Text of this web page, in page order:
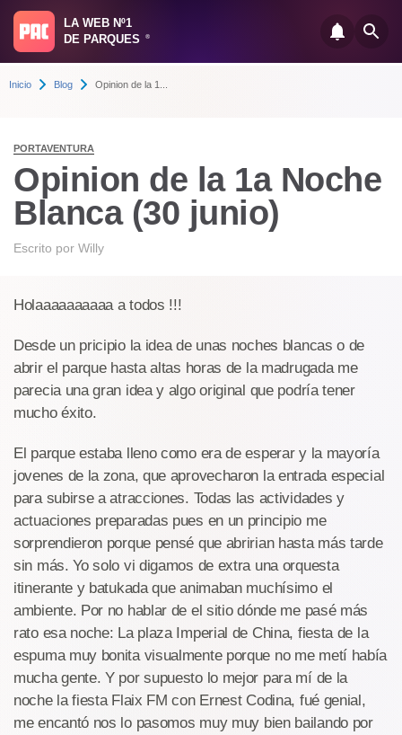
LA WEB Nº1
DE PARQUES
®
Inicio Blog Opinion de la 1...
PORTAVENTURA
Opinion de la 1a Noche
Blanca (30 junio)
Escrito por Willy
Holaaaaaaaaaa a todos !!!
Desde un pricipio la idea de unas noches blancas o de
abrir el parque hasta altas horas de la madrugada me
parecia una gran idea y algo original que podría tener
mucho éxito.
El parque estaba lleno como era de esperar y la mayoría
jovenes de la zona, que aprovecharon la entrada especial
para subirse a atracciones. Todas las actividades y
actuaciones preparadas pues en un principio me
sorprendieron porque pensé que abririan hasta más tarde
sin más. Yo solo vi digamos de extra una orquesta
itinerante y batukada que animaban muchísimo el
ambiente. Por no hablar de el sitio dónde me pasé más
rato esa noche: La plaza Imperial de China, fiesta de la
espuma muy bonita visualmente porque no me metí había
mucha gente. Y por supuesto lo mejor para mí de la
noche la fiesta Flaix FM con Ernest Codina, fué genial,
me encantó nos lo pasomos muy muy bien bailando por